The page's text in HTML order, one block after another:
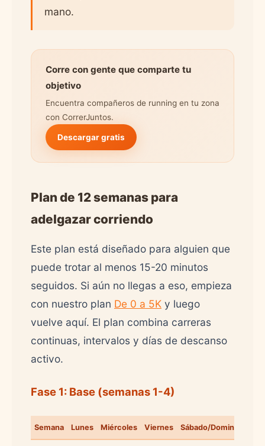
mano.
Corre con gente que comparte tu
objetivo
Encuentra compañeros de running en tu zona
con CorrerJuntos.
Descargar gratis
Plan de 12 semanas para
adelgazar corriendo
Este plan está diseñado para alguien que
puede trotar al menos 15-20 minutos
seguidos. Si aún no llegas a eso, empieza
con nuestro plan De 0 a 5K y luego
vuelve aquí. El plan combina carreras
continuas, intervalos y días de descanso
activo.
Fase 1: Base (semanas 1-4)
Semana Lunes Miércoles Viernes Sábado/Domingo